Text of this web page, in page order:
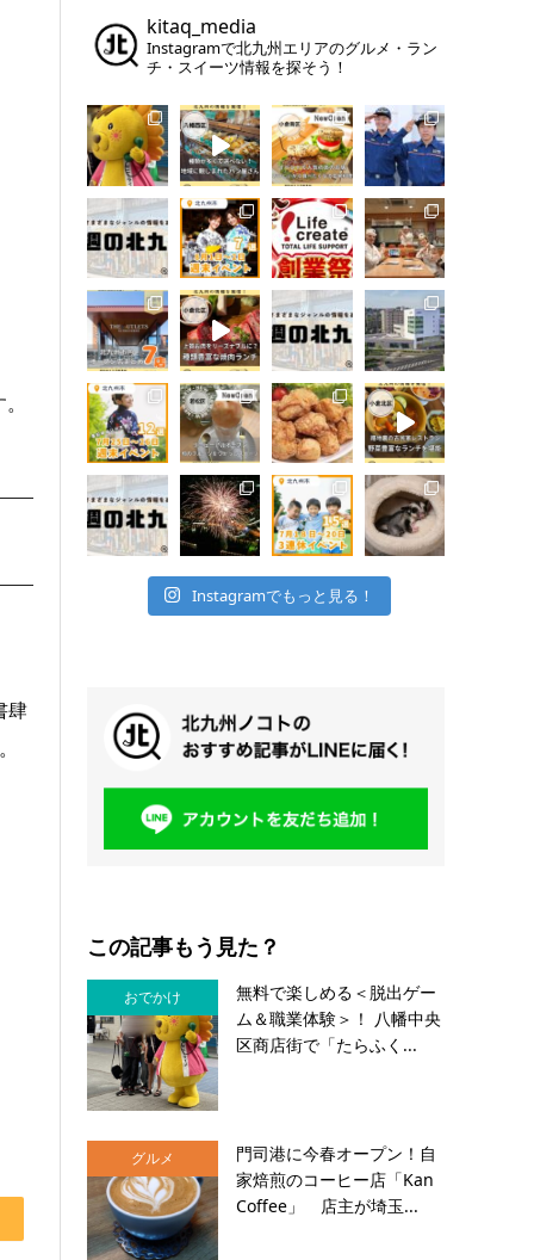
肆
kitaq_media
Instagramで北九州エリアのグルメ・ラン
チ・スイーツ情報を探そう！
Instagramでもっと見る！
この記事もう見た？
おでかけ
無料で楽しめる＜脱出ゲー
ム＆職業体験＞！ 八幡中央
区商店街で「たらふく...
グルメ
門司港に今春オープン！自
家焙煎のコーヒー店「Kan
Coffee」 店主が埼玉...